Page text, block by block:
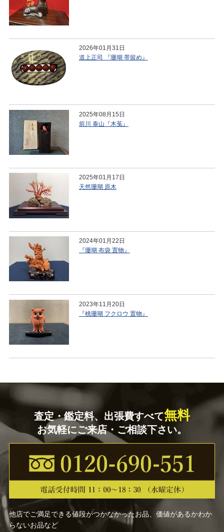
2026年01月31日
道上正司 『珊瑚 帯留め』
2025年08月15日
前川 泰山『木菟』
2025年01月17日
天然珊瑚 原木
2024年01月22日
『珊瑚 布袋 置物』
2023年11月20日
『桃珊瑚 フクロウ 置物』
査定・鑑定料、出張費すべて無料
お気軽にご来店・ご相談下さい。
他店でご満足できる値段がつかなかったお品、価値があるかわか
らないお品など